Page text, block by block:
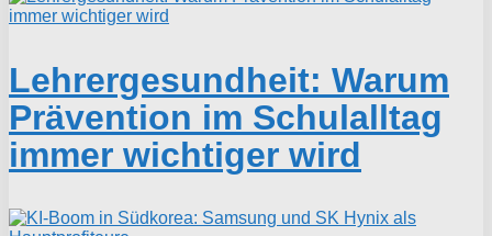
Lehrergesundheit: Warum
Prävention im Schulalltag
immer wichtiger wird